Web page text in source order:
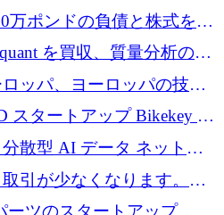
1,600万ポンドを確保
万ポンドの負債と株式を調
を買収、質量分析の専
医薬品の品質管理を拡大
ッパ、ヨーロッパの技術
ために11億ユーロのファ
スタートアップ Bikekey が
を確保
散型 AI データ ネットワ
ドルを調達
引が少なくなります。
ーロッパのテクノロジーに
ーツのスタートアップ